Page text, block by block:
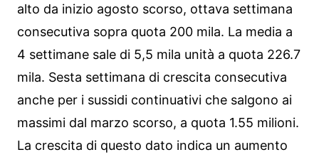
alto da inizio agosto scorso, ottava settimana
consecutiva sopra quota 200 mila. La media a
4 settimane sale di 5,5 mila unità a quota 226.7
mila. Sesta settimana di crescita consecutiva
anche per i sussidi continuativi che salgono ai
massimi dal marzo scorso, a quota 1.55 milioni.
La crescita di questo dato indica un aumento